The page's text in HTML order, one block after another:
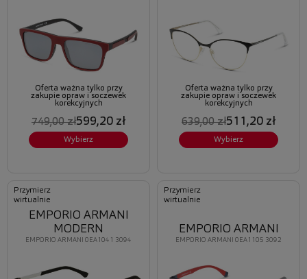
Oferta ważna tylko przy
zakupie opraw i soczewek
korekcyjnych
749,00 zł599,20 zł
Wybierz
Oferta ważna tylko przy
zakupie opraw i soczewek
korekcyjnych
639,00 zł511,20 zł
Wybierz
Przymierz
wirtualnie
EMPORIO ARMANI 0EA1041 3094
EMPORIO ARMANI
MODERN
Przymierz
wirtualnie
EMPORIO ARMANI 0EA1105 3092
EMPORIO ARMANI